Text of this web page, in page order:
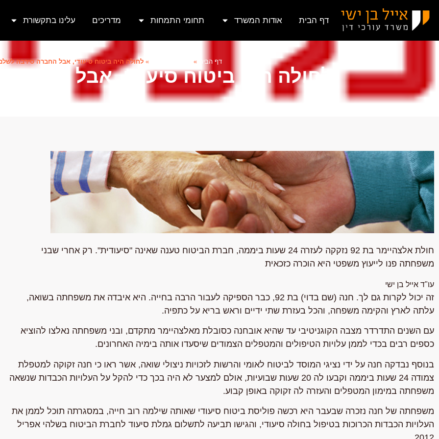
דף הבית אודות המשרד תחומי התמחות מדריכים עלינו בתקשורת
דף הבית »
»לחולה היה ביטוח סיעודי, אבל החברה סירבה
לחולה היה ביטוח סיעודי, אבל
חולת אלצהיימר בת 92 נזקקה לעזרה 24 שעות ביממה, חברת הביטוח טענה שאינה "סיעודית". רק אחרי שבני
משפחתה פנו לייעוץ משפטי היא הוכרה כזכאית
עו"ד אייל בן ישי
זה יכול לקרות גם לך. חנה (שם בדוי) בת 92, כבר הספיקה לעבור הרבה בחייה. היא איבדה את משפחתה בשואה,
עלתה לארץ והקימה משפחה, והכל בעזרת שתי ידיים וראש בריא על כתפיה.
עם השנים התדרדר מצבה הקוגניטיבי עד שהיא אובחנה כסובלת מאלצהיימר מתקדם, ובני משפחתה נאלצו להוציא
כספים רבים בכדי לממן עלויות הטיפולים והמטפלים הצמודים שיסעדו אותה בימיה האחרונים.
בנוסף נבדקה חנה על ידי נציגי המוסד לביטוח לאומי והרשות לזכויות ניצולי שואה, אשר ראו כי חנה זקוקה למטפלת
צמודה 24 שעות ביממה וקבעו לה 20 שעות שבועיות, אולם למצער לא היה בכך כדי להקל על העלויות הכבדות שנשאה
משפחתה במימון המטפלים והעזרה לה זקוקה באופן קבוע.
משפחתה של חנה נזכרה שבעבר היא רכשה פוליסת ביטוח סיעודי שאותה שילמה רוב חייה, במסגרתה תוכל לממן את
העלויות הכבדות הכרוכות בטיפול בחולה סיעודי, והגישו תביעה לתשלום גמלת סיעוד לחברת הביטוח בשלהי אפריל